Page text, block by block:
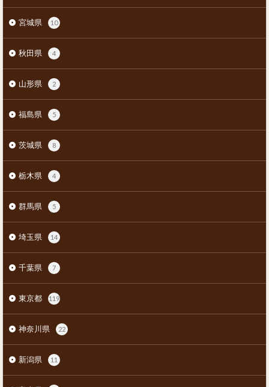
宮城県 10
秋田県 4
山形県 2
福島県 5
茨城県 8
栃木県 4
群馬県 5
埼玉県 14
千葉県 7
東京都 119
神奈川県 22
新潟県 11